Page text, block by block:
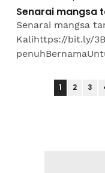
Senarai mangsa
Senarai mangsa
Kalihttps://bit.ly/
https://
platform...
1 2 3